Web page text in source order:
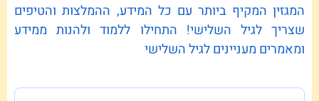
המגזין המקיף ביותר עם כל המידע, ההמלצות והטיפים
שצריך לגיל השלישי! התחילו ללמוד ולהנות ממידע
ומאמרים מעניינים לגיל השלישי